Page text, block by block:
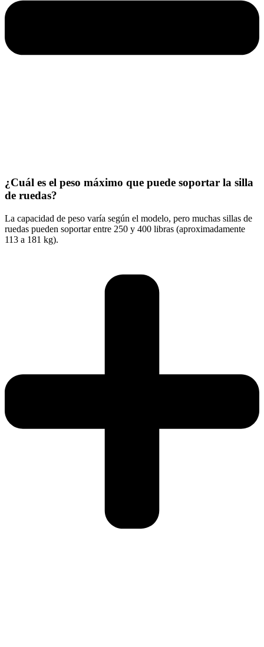
¿Cuál es el peso máximo que puede soportar la silla
de ruedas?
La capacidad de peso varía según el modelo, pero muchas sillas de
ruedas pueden soportar entre 250 y 400 libras (aproximadamente
113 a 181 kg).